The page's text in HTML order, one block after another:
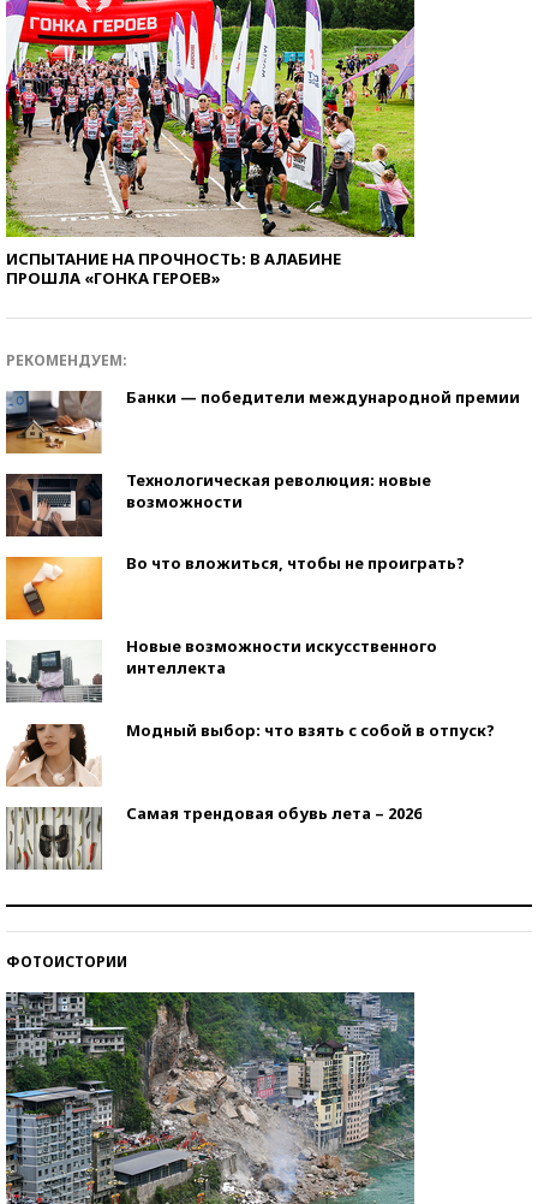
ИСПЫТАНИЕ НА ПРОЧНОСТЬ: В АЛАБИНЕ
ПРОШЛА «ГОНКА ГЕРОЕВ»
РЕКОМЕНДУЕМ:
Банки — победители международной премии
Технологическая революция: новые
возможности
Во что вложиться, чтобы не проиграть?
Новые возможности искусственного
интеллекта
Модный выбор: что взять с собой в отпуск?
Самая трендовая обувь лета – 2026
ФОТОИСТОРИИ